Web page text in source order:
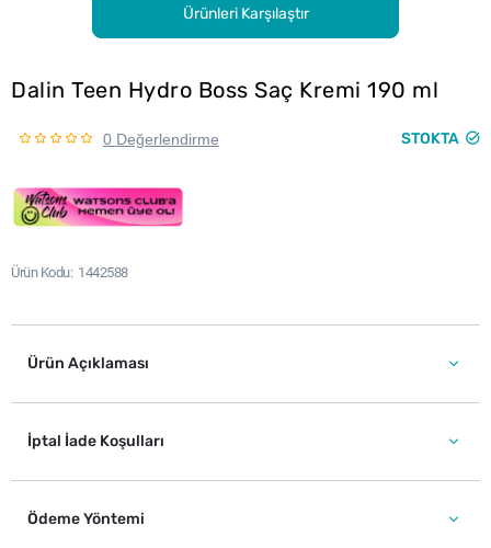
Ürünleri Karşılaştır
Dalin Teen Hydro Boss Saç Kremi 190 ml
0 Değerlendirme STOKTA
Ürün Kodu 1442588
Ürün Açıklaması
İptal İade Koşulları
Ödeme Yöntemi